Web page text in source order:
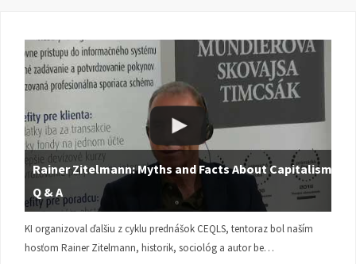
Rainer Zitelmann: Myths and Facts About Capitalism |
Q & A
KI organizoval ďalšiu z cyklu prednášok CEQLS, tentoraz bol naším
hosťom Rainer Zitelmann, historik, sociológ a autor be…